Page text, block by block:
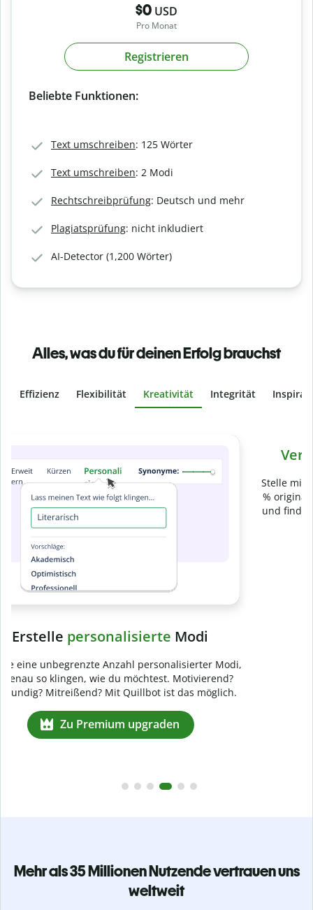
$0 USD
Pro Monat
Registrieren
Beliebte Funktionen:
Text umschreiben: 125 Wörter
Text umschreiben: 2 Modi
Rechtschreibprüfung: Deutsch und mehr
Plagiatsprüfung: nicht inkludiert
AI-Detector (1,200 Wörter)
Alles, was du für deinen Erfolg brauchst
Effizienz Flexibilität Kreativität Integrität
Verhindereversehentliches Plagiat
Stelle mit der Plagiatsprüfung sicher, dass dein Text zu 100
% original ist. Analysiere deine Arbeit in Sekundenschnelle
und finde fehlende Quellenangaben in über 100 Sprachen.
Zu Premium upgraden
Mehr als 35 Millionen Nutzende vertrauen uns
weltweit